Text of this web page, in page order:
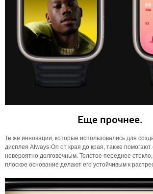
Еще прочнее.
Те же инновации, которые использовались для
дисплея Always-On от края до края, также помогают
невероятно долговечным. Толстое переднее
плоское основание делают его устойчивым к